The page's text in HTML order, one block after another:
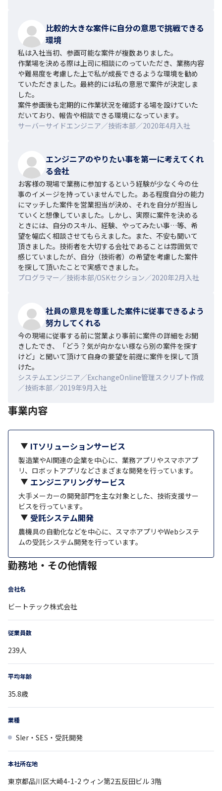
比較的大きな案件に自分の意思で挑戦できる
環境
私は入社当初、参画可能な案件が複数ありました。
作業場を決める際は上司に相談にのっていただき、業務内容
や難易度を考慮した上で私が成長できるような環境を勧め
ていただきました。最終的には私の意思で案件が決定しま
した。
案件参画後も定期的に作業状況を確認する場を設けていた
だいており、報告や相談できる環境になっています。
サーバーサイドエンジニア／技術本部／2020年4月入社
エンジニアのやりたい事を第一に考えてくれ
る会社
お客様の現場で業務に参加するという経験が少なく今の仕
事のイメージを持っていませんでした。ある程度自分の能力
にマッチした案件を営業担当が決め、それを自分が担当し
ていくと想像していました。しかし、実際に案件を決める
ときには、自分のスキル、経験、やってみたい事…等、希
望を幅広く相談させてもらえました。また、不安も聞いて
頂きました。技術者を大切する会社であることは雰囲気で
感じていましたが、自分（技術者）の希望を考慮した案件
を探して頂いたことで実感できました。
プログラマー／技術本部/OSKセクション／2020年2月入社
社員の意見を尊重した案件に従事できるよう
努力してくれる
今の現場に従事する前に営業より事前に案件の詳細をお聞
きしたでき、「どう？気が向かない様なら別の案件を探す
けど」と聞いて頂けて自身の要望を前提に案件を探して頂
けた。
システムエンジニア／ExchangeOnline管理スクリプト作成
／技術本部／2019年9月入社
事業内容
ITソリューションサービス
製造業やAI関連の企業を中心に、業務アプリやスマホアプ
リ、ロボットアプリなどさまざまな開発を行っています。
エンジニアリングサービス
大手メーカーの開発部門を主な対象とした、技術支援サー
ビスを行っています。
受託システム開発
農機具の自動化などを中心に、スマホアプリやWebシステ
ムの受託システム開発を行っています。
勤務地・その他情報
会社名
ビートテック株式会社
従業員数
239人
平均年齢
35.8歳
業種
SIer・SES・受託開発
本社所在地
東京都品川区大崎4-1-2 ウィン第2五反田ビル 3階